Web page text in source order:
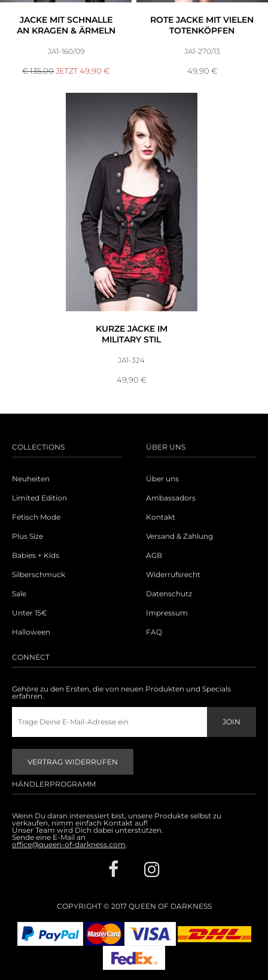
JACKE MIT SCHNALLE
AN KRAGEN & ÄRMELN
JA1-160/09
€ 135,00JETZT49,90 €
ROTE JACKE MIT VIELEN
TOTENKÖPFEN
JA1-270/13
49,90 €
KURZE JACKE IM
MILITARY STIL
JA1-324
49,90 €
COLLECTIONS
Neuheiten
Limited Edition
Fetisch Mode
Plus Size
Babies + Kids
Silberschmuck
Sale
Unter 15€
Halloween
ÜBER UNS
Über uns
Ambassadors
Kontakt
Versand & Zahlung
AGB
Widerrufsrecht
Datenschutz
Impressum
FAQ
CONNECT
Gehöre zu den Ersten, die von neuen Produkten und Specials
erfahren.
VERTRAG WIDERRUFEN
HÄNDLERPROGRAMM
Wenn Du daran interessiert bist, unsere Produkte selbst zu
verkaufen, nimm einfach Kontakt auf!
Unser Team wird Dich dabei unterstützen.
Sende eine E-Mail an
office@queen-of-darkness.com.
COPYRIGHT © 2017 QUEEN OF DARKNESS